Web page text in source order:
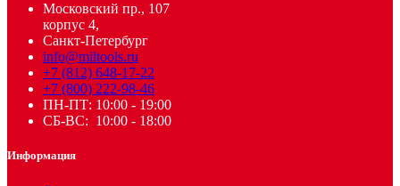
Московский пр., 107
корпус 4,
Санкт-Петербург
info@miltools.ru
+7 (812) 648-17-22
+7 (800) 222-98-46
ПН-ПТ: 10:00 - 19:00
СБ-ВС: 10:00 - 18:00
Информация